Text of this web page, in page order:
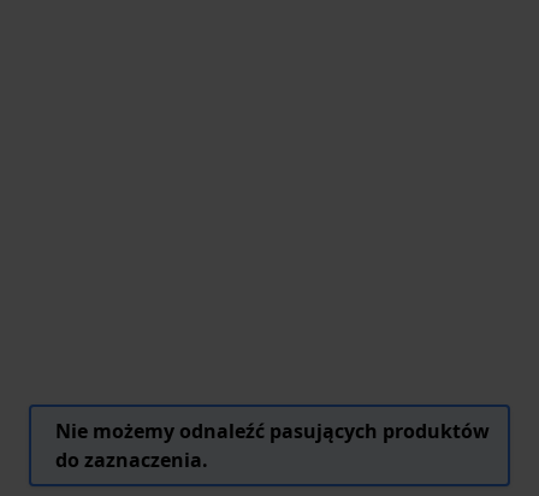
Nie możemy odnaleźć pasujących produktów
do zaznaczenia.